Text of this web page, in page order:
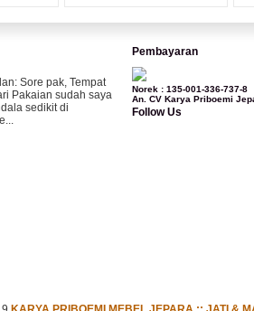
Sore pak, Tempat
Pakaian sudah saya
sedikit di
Pembayaran
Norek : 135-001-336-737-8
An. CV Karya Priboemi
Follow Us